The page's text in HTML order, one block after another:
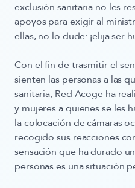
exclusión sanitaria no les
apoyos para exigir al
ellas, no lo dude: ¡elija ser
Con el fin de trasmitir el
sienten las personas a las
sanitaria, Red Acoge ha
y mujeres a quienes se les
la colocación de cámaras
recogido sus reacciones
sensación que ha durado
personas es una situación